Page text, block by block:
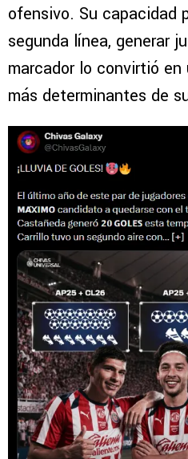
ofensivo. Su capacidad
segunda línea, generar
marcador lo convirtió
más determinantes de